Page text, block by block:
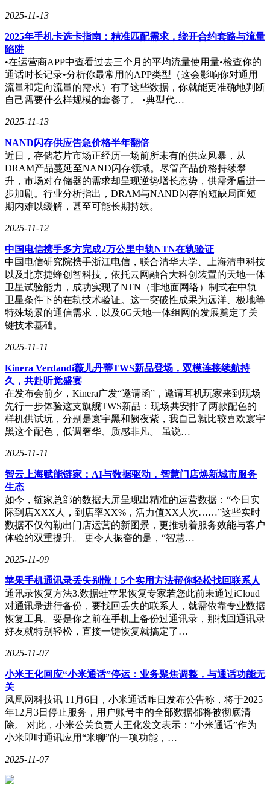
2025-11-13
2025年手机卡选卡指南：精准匹配需求，绕开合约套路与流量
陷阱
•在运营商APP中查看过去三个月的平均流量使用量•检查你的
通话时长记录•分析你最常用的APP类型（这会影响你对通用
流量和定向流量的需求）有了这些数据，你就能更准确地判断
自己需要什么样规模的套餐了。 •典型代…
2025-11-13
NAND闪存供应告急价格半年翻倍
近日，存储芯片市场正经历一场前所未有的供应风暴，从
DRAM产品蔓延至NAND闪存领域。尽管产品价格持续攀
升，市场对存储器的需求却呈现逆势增长态势，供需矛盾进一
步加剧。行业分析指出，DRAM与NAND闪存的短缺局面短
期内难以缓解，甚至可能长期持续。
2025-11-12
中国电信携手多方完成2万公里中轨NTN在轨验证
中国电信研究院携手浙江电信，联合清华大学、上海清申科技
以及北京捷蜂创智科技，依托云网融合大科创装置的天地一体
卫星试验能力，成功实现了NTN（非地面网络）制式在中轨
卫星条件下的在轨技术验证。这一突破性成果为远洋、极地等
特殊场景的通信需求，以及6G天地一体组网的发展奠定了关
键技术基础。
2025-11-11
Kinera Verdandi薇儿丹蒂TWS新品登场，双模连接续航持
久，共赴听觉盛宴
在发布会前夕，Kinera广发“邀请函”，邀请耳机玩家来到现场
先行一步体验这支旗舰TWS新品：现场共安排了两款配色的
样机供试玩，分别是寰宇黑和阙夜紫，我自己就比较喜欢寰宇
黑这个配色，低调奢华、质感非凡。 虽说…
2025-11-11
智云上海赋能链家：AI与数据驱动，智慧门店焕新城市服务
生态
如今，链家总部的数据大屏呈现出精准的运营数据：“今日实
际到店XXX人，到店率XX%，活力值XX人次……”这些实时
数据不仅勾勒出门店运营的新图景，更推动着服务效能与客户
体验的双重提升。 更令人振奋的是，“智慧…
2025-11-09
苹果手机通讯录丢失别慌！5个实用方法帮你轻松找回联系人
通讯录恢复方法3.数据蛙苹果恢复专家若您此前未通过iCloud
对通讯录进行备份，要找回丢失的联系人，就需依靠专业数据
恢复工具。要是你之前在手机上备份过通讯录，那找回通讯录
好友就特别轻松，直接一键恢复就搞定了…
2025-11-07
​小米王化回应“小米通话”停运：业务聚焦调整，与通话功能无
关​
凤凰网科技讯 11月6日，小米通话昨日发布公告称，将于2025
年12月3日停止服务，用户账号中的全部数据都将被彻底清
除。 对此，小米公关负责人王化发文表示：“小米通话”作为
小米即时通讯应用“米聊”的一项功能，…
2025-11-07